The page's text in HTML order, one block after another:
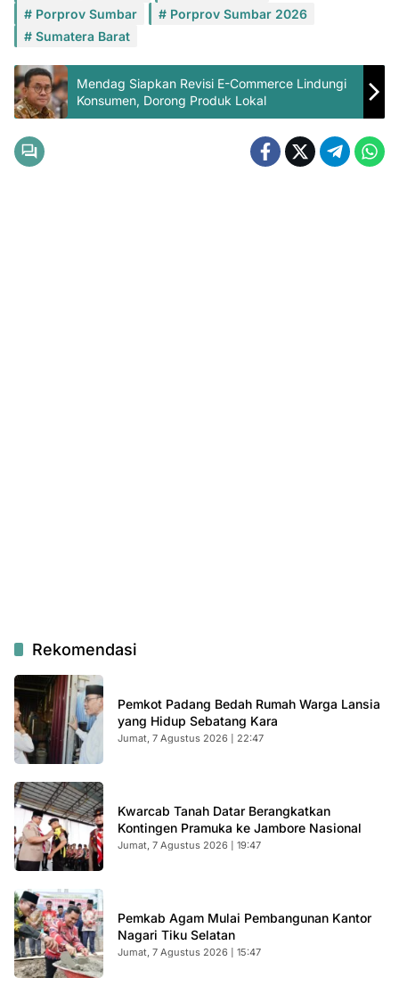
Porprov Sumbar
Porprov Sumbar 2026
Sumatera Barat
Mendag Siapkan Revisi E-Commerce Lindungi
Konsumen, Dorong Produk Lokal
Rekomendasi
Pemkot Padang Bedah Rumah Warga Lansia
yang Hidup Sebatang Kara
Jumat, 7 Agustus 2026 | 22:47
Kwarcab Tanah Datar Berangkatkan
Kontingen Pramuka ke Jambore Nasional
Jumat, 7 Agustus 2026 | 19:47
Pemkab Agam Mulai Pembangunan Kantor
Nagari Tiku Selatan
Jumat, 7 Agustus 2026 | 15:47